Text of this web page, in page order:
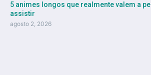
5 animes longos que realmente valem a
assistir
agosto 2, 2026